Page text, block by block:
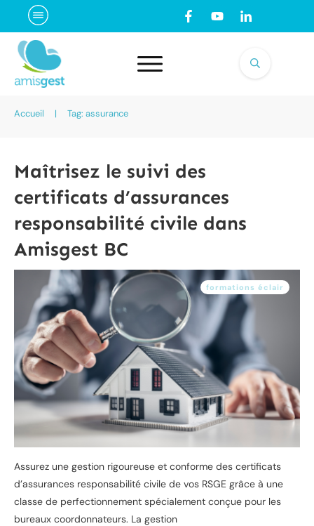
Accueil | Tag: assurance
Maîtrisez le suivi des
certificats d’assurances
responsabilité civile dans
Amisgest BC
formations éclair
Assurez une gestion rigoureuse et conforme des certificats
d’assurances responsabilité civile de vos RSGE grâce à une
classe de perfectionnement spécialement conçue pour les
bureaux coordonnateurs. La gestion